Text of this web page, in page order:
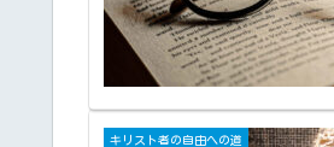
キリスト者の自由への道